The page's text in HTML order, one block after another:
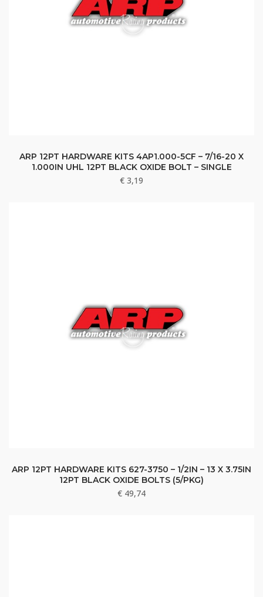
ARP 12PT HARDWARE KITS 4AP1.000-5CF – 7/16-20 X
1.000IN UHL 12PT BLACK OXIDE BOLT – SINGLE
€ 3,19
ARP 12PT HARDWARE KITS 627-3750 – 1/2IN – 13 X 3.75IN
12PT BLACK OXIDE BOLTS (5/PKG)
€ 49,74